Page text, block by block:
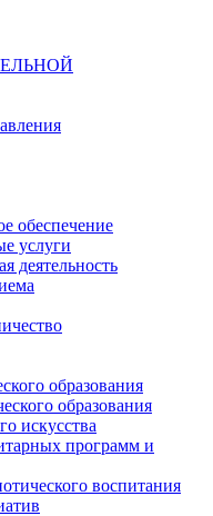
обеспечение
услуги
деятельность
образования
образования
искусства
программ и
воспитания